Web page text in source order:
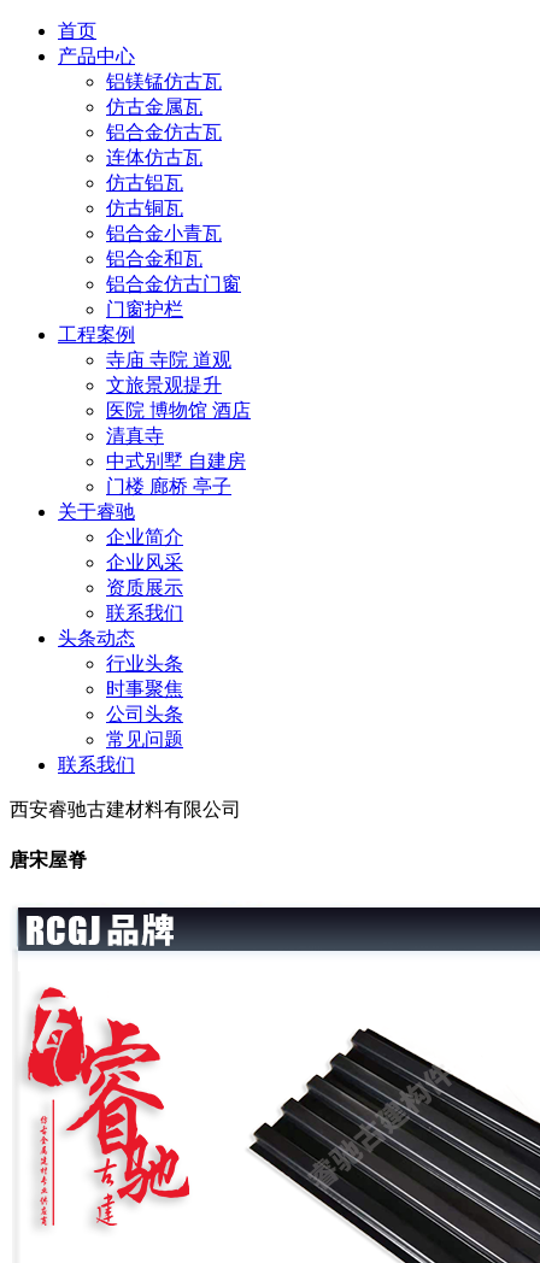
首页
产品中心
铝镁锰仿古瓦
仿古金属瓦
铝合金仿古瓦
连体仿古瓦
仿古铝瓦
仿古铜瓦
铝合金小青瓦
铝合金和瓦
铝合金仿古门窗
门窗护栏
工程案例
寺庙 寺院 道观
文旅景观提升
医院 博物馆 酒店
清真寺
中式别墅 自建房
门楼 廊桥 亭子
关于睿驰
企业简介
企业风采
资质展示
联系我们
头条动态
行业头条
时事聚焦
公司头条
常见问题
联系我们
西安睿驰古建材料有限公司
唐宋屋脊